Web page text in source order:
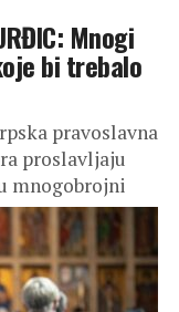
Mnogi
bi trebalo
pravoslavna
proslavljaju
mnogobrojni